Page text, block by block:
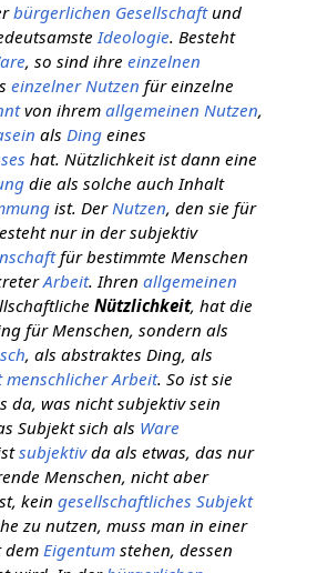
bürgerlichen Gesellschaftund
Ideologie. Besteht
, so sind ihre einzelnen
einzelner Nutzen für einzelne
von ihrem allgemeinen Nutzen,
als Dingeines
hat. Nützlichkeit ist dann eine
die als solche auch Inhalt
ist. DerNutzen, den sie für
nur in der subjektiv
für bestimmte Menschen
Arbeit. Ihren allgemeinen
Nützlichkeit, hat die
für Menschen, sondern als
, als abstraktes Ding, als
Arbeit. So ist sie
da, was nicht subjektiv sein
Subjekt sich als Ware
subjektivda als etwas, das nur
Menschen, nicht aber
kein gesellschaftliches Subjekt
zu nutzen, muss man in einer
dem Eigentumstehen, dessen